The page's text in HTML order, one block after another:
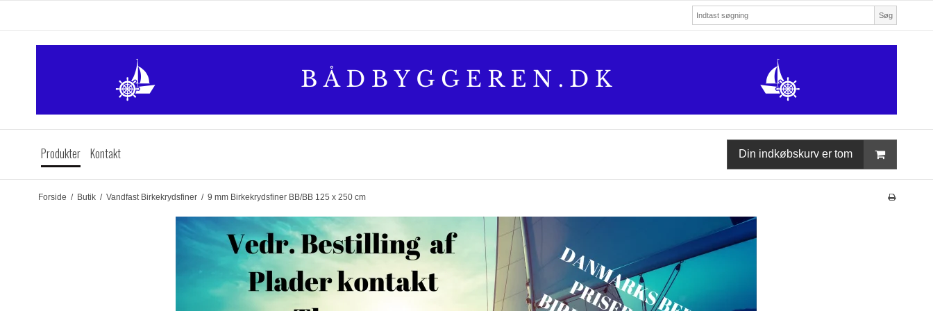
Søg
Produkter Kontakt Din indkøbskurv er tom
Forside / Butik / Vandfast Birkekrydsfiner / 9 mm Birkekrydsfiner BB/BB 125 x 250 cm